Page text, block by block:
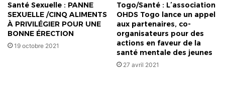
Santé Sexuelle : PANNE
SEXUELLE /CINQ ALIMENTS
À PRIVILÉGIER POUR UNE
BONNE ÉRECTION
19 octobre 2021
Togo/Santé : L’association
OHDS Togo lance un appel
aux partenaires, co-
organisateurs pour des
actions en faveur de la
santé mentale des jeunes
27 avril 2021